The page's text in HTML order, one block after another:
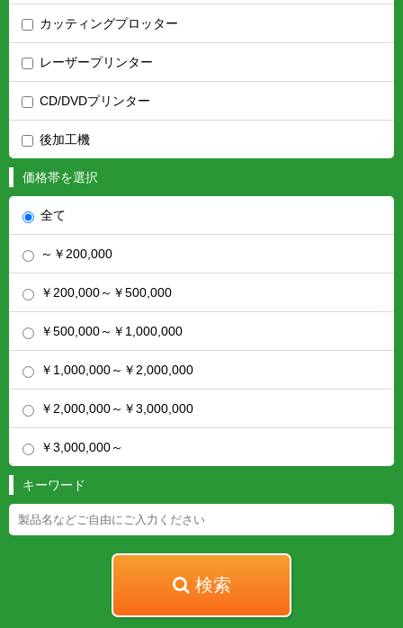
カッティングプロッター
レーザープリンター
CD/DVDプリンター
後加工機
価格帯を選択
全て
～￥200,000
￥200,000～￥500,000
￥500,000～￥1,000,000
￥1,000,000～￥2,000,000
￥2,000,000～￥3,000,000
￥3,000,000～
キーワード
検索